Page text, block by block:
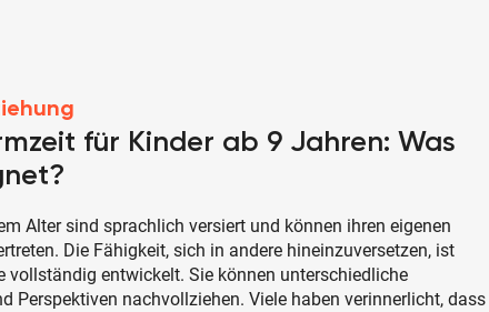
für Kinder ab 9 Jahren: Was
Alter sind sprachlich versiert und können ihren eigenen
Die Fähigkeit, sich in andere hineinzuversetzen, ist
vollständig entwickelt. Sie können unterschiedliche
Perspektiven nachvollziehen. Viele haben verinnerlicht, dass